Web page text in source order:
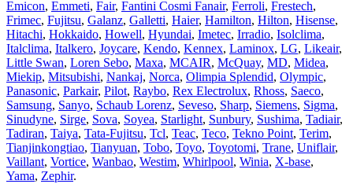
Emicon, Emmeti, Fair, Fantini Cosmi Fanair, Ferroli, Frestech,
Frimec, Fujitsu, Galanz, Galletti, Haier, Hamilton, Hilton, Hisense,
Hitachi, Hokkaido, Howell, Hyundai, Imetec, Irradio, Isolclima,
Italclima, Italkero, Joycare, Kendo, Kennex, Laminox, LG, Likeair,
Little Swan, Loren Sebo, Maxa, MCAIR, McQuay, MD, Midea,
Miekip, Mitsubishi, Nankaj, Norca, Olimpia Splendid, Olympic,
Panasonic, Parkair, Pilot, Raybo, Rex Electrolux, Rhoss, Saeco,
Samsung, Sanyo, Schaub Lorenz, Seveso, Sharp, Siemens, Sigma,
Sinudyne, Sirge, Sova, Soyea, Starlight, Sunbury, Sushima, Tadiair,
Tadiran, Taiya, Tata-Fujitsu, Tcl, Teac, Teco, Tekno Point, Terim,
Tianjinkongtiao, Tianyuan, Tobo, Toyo, Toyotomi, Trane, Uniflair,
Vaillant, Vortice, Wanbao, Westim, Whirlpool, Winia, X-base,
Yama, Zephir.